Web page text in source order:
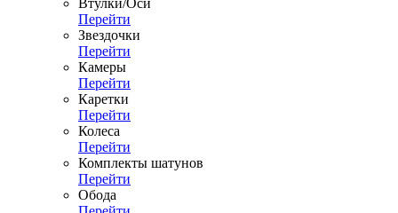
Втулки/Оси
Перейти
Звездочки
Перейти
Камеры
Перейти
Каретки
Перейти
Колеса
Перейти
Комплекты шатунов
Перейти
Обода